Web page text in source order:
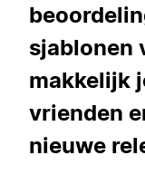
sjablonen
makkelijk
vrienden
nieuwe